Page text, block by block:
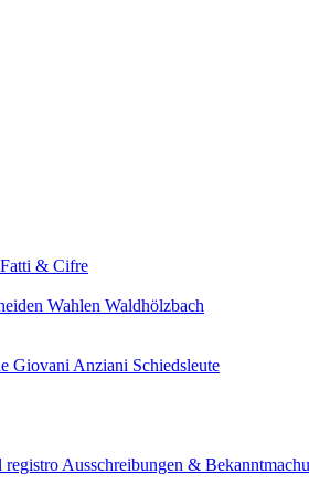
Fatti & Cifre
Wahlen Waldhölzbach
Giovani Anziani Schiedsleute
Ausschreibungen &